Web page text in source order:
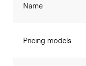
Name
Pricing models